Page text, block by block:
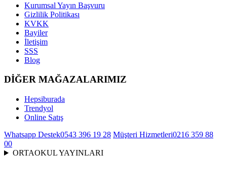
Kurumsal Yayın Başvuru
Gizlilik Politikası
KVKK
Bayiler
İletişim
SSS
Blog
DİĞER MAĞAZALARIMIZ
Hepsiburada
Trendyol
Online Satış
Whatsapp Destek0543 396 19 28 Müşteri Hizmetleri0216 359 88
00
ORTAOKUL YAYINLARI